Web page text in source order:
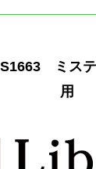
ミス
用